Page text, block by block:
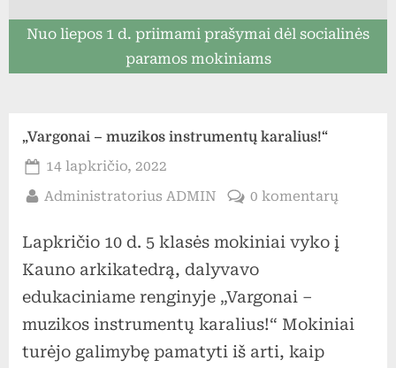
Nuo liepos 1 d. priimami prašymai dėl socialinės
paramos mokiniams
„Vargonai – muzikos instrumentų karalius!“
Posted
on
14 lapkričio, 2022
By
Administratorius ADMIN 0 komentarų
Lapkričio 10 d. 5 klasės mokiniai vyko į
Kauno arkikatedrą, dalyvavo
edukaciniame renginyje „Vargonai –
muzikos instrumentų karalius!“ Mokiniai
turėjo galimybę pamatyti iš arti, kaip